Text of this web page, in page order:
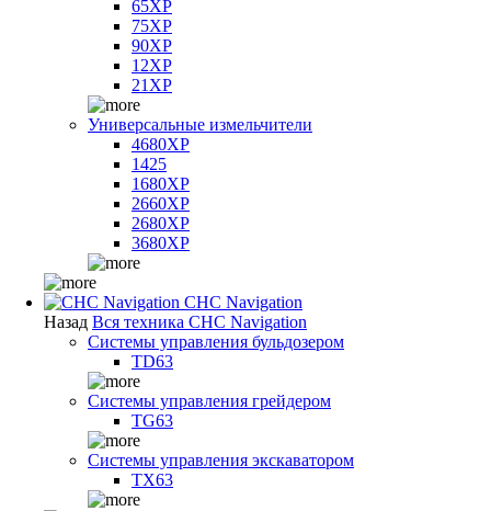
65XP
75XP
90XP
12XP
21XP
Универсальные измельчители
4680XP
1425
1680XP
2660XP
2680XP
3680XP
CHC Navigation
Назад Вся техника CHC Navigation
Системы управления бульдозером
TD63
Системы управления грейдером
TG63
Системы управления экскаватором
TX63